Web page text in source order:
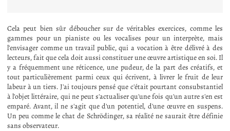
Cela peut bien sûr déboucher sur de véritables exercices, comme les
gammes pour un pianiste ou les vocalises pour un interprète, mais
l'envisager comme un travail public, qui a vocation à être délivré à des
lecteurs, fait que cela doit aussi constituer une œuvre artistique en soi. Il
y a fréquemment une réticence, une pudeur, de la part des créatifs, et
tout particulièrement parmi ceux qui écrivent, à livrer le fruit de leur
labeur à un tiers. J'ai toujours pensé que c'était pourtant consubstantiel
à l'objet littéraire, qui ne peut s'actualiser qu'une fois qu'un autre s'en est
emparé. Avant, il ne s'agit que d'un potentiel, d'une œuvre en suspens.
Un peu comme le chat de Schrödinger, sa réalité ne saurait être définie
sans observateur.